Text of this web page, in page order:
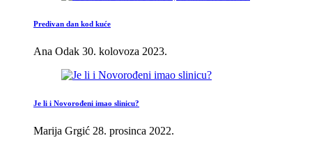
Predivan dan kod kuće
Ana Odak 30. kolovoza 2023.
Je li i Novorođeni imao slinicu?
Marija Grgić 28. prosinca 2022.